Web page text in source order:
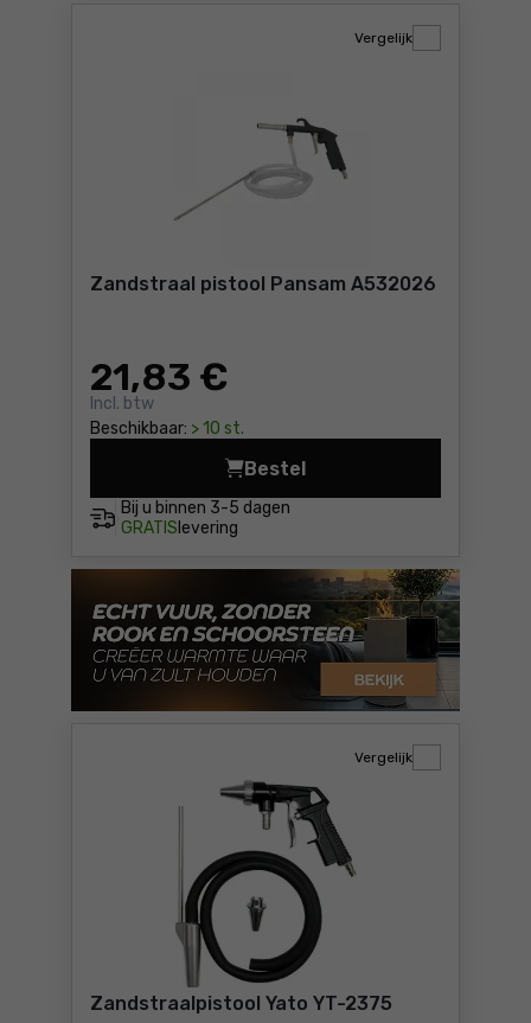
Zandstraal pistool Pansam A532026
21,83 €
Incl. btw
Beschikbaar: > 10 st.
Vergelijk
Bij u binnen 3-5 dagen
GRATIS levering
Bestel
Zandstraal pistool Pansam
Zandstraalpistool Yato YT-2375
Vergelijk